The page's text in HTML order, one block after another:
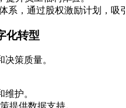
系，通过股权激励计划，
化转型
策质量。
护。
提供数据支持。